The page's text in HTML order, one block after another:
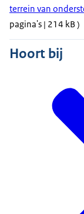
terrein van
pagina's | 214 kB )
Hoort bij